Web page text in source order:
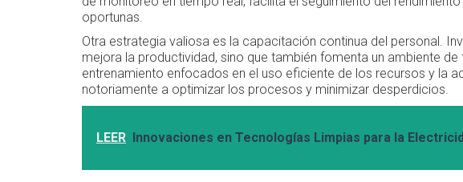
oportunas.
Otra estrategia valiosa es la capacitación continua del personal.
mejora la productividad, sino que también fomenta un ambiente
entrenamiento enfocados en el uso eficiente de los recursos y la
notoriamente a optimizar los procesos y minimizar desperdicios.
LEER Innovaciones en Tecnologías Limpias para la